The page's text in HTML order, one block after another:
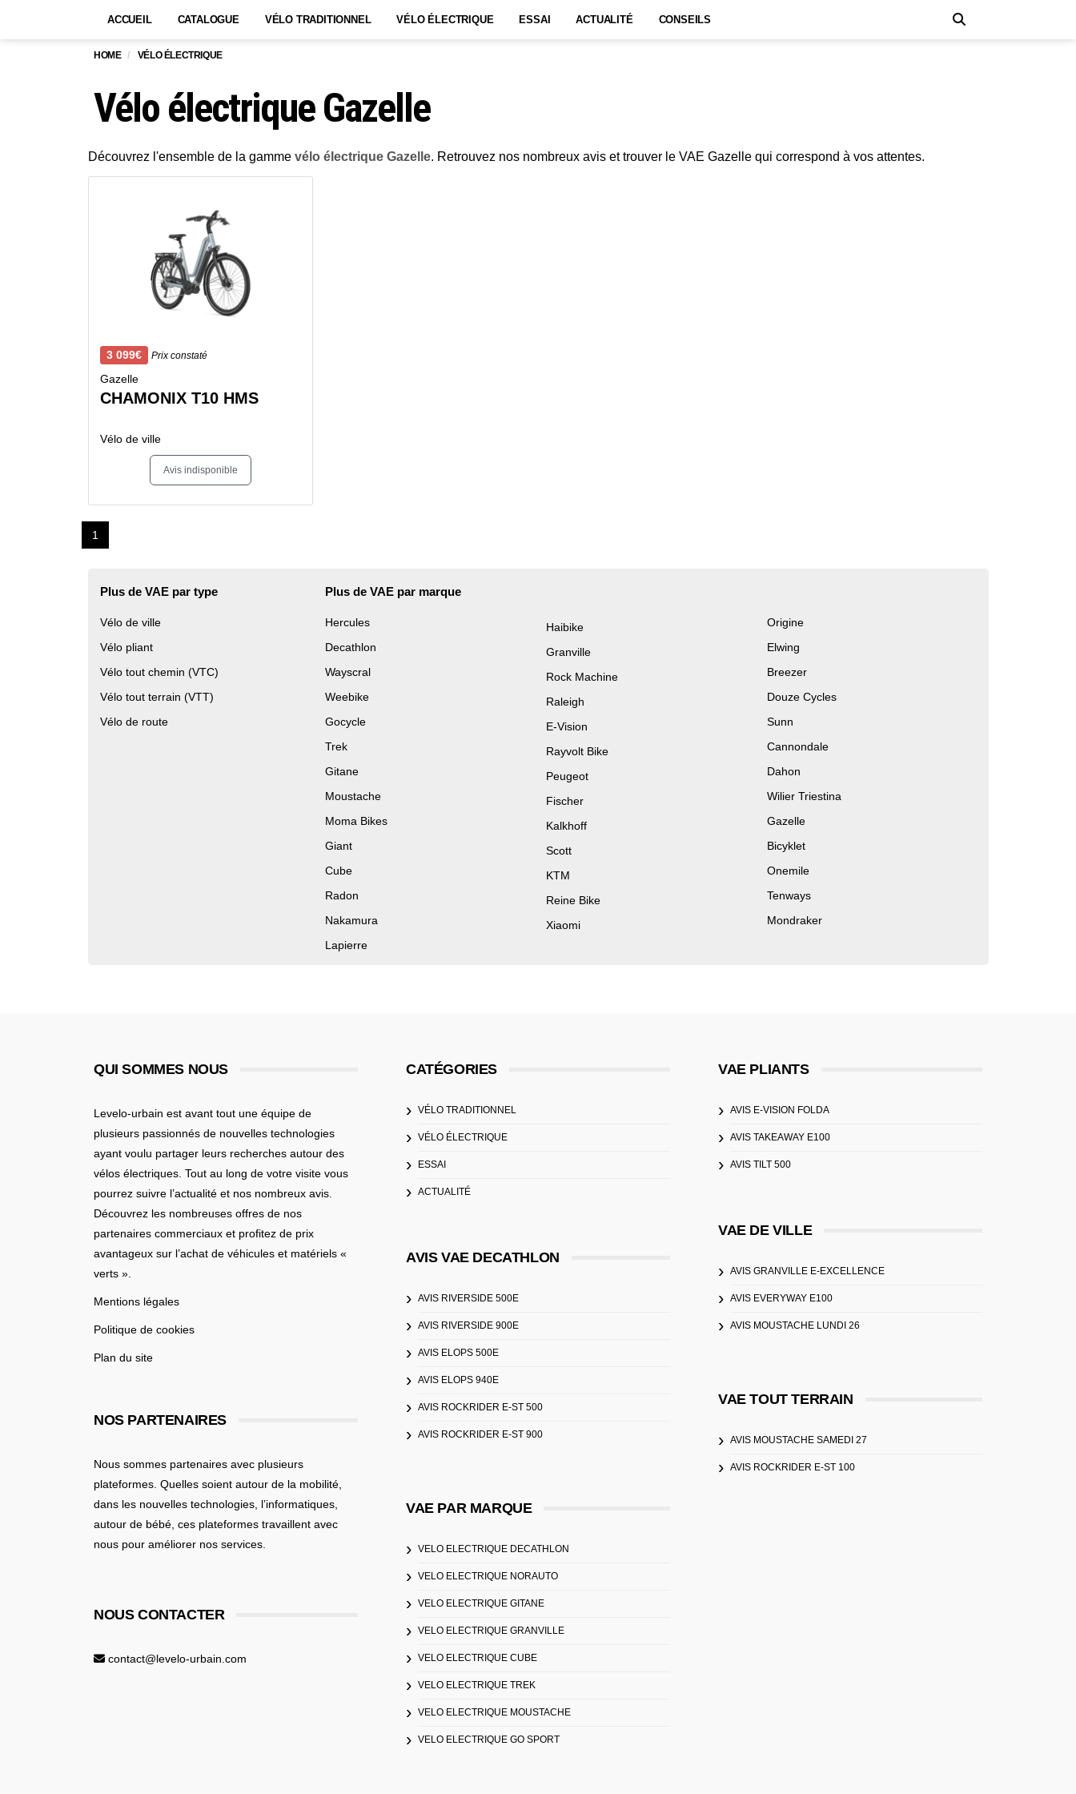
ACCUEIL CATALOGUE VÉLO TRADITIONNEL VÉLO ÉLECTRIQUE ESSAI ACTUALITÉ CONSEILS
HOME VÉLO ÉLECTRIQUE
Vélo électrique Gazelle
Découvrez l'ensemble de la gamme vélo électrique Gazelle. Retrouvez nos nombreux avis et trouver le VAE Gazelle qui correspond à vos attentes.
3 099€ Prix constaté
Gazelle
CHAMONIX T10 HMS
Vélo de ville
Avis indisponible
1
Plus de VAE par type
Vélo de ville
Vélo pliant
Vélo tout chemin (VTC)
Vélo tout terrain (VTT)
Vélo de route
Plus de VAE par marque
Hercules
Decathlon
Wayscral
Weebike
Gocycle
Trek
Gitane
Moustache
Moma Bikes
Giant
Cube
Radon
Nakamura
Lapierre
Haibike
Granville
Rock Machine
Raleigh
E-Vision
Rayvolt Bike
Peugeot
Fischer
Kalkhoff
Scott
KTM
Reine Bike
Xiaomi
Origine
Elwing
Breezer
Douze Cycles
Sunn
Cannondale
Dahon
Wilier Triestina
Gazelle
Bicyklet
Onemile
Tenways
Mondraker
QUI SOMMES NOUS
Levelo-urbain est avant tout une équipe de
plusieurs passionnés de nouvelles technologies
ayant voulu partager leurs recherches autour des
vélos électriques. Tout au long de votre visite vous
pourrez suivre l’actualité et nos nombreux avis.
Découvrez les nombreuses offres de nos
partenaires commerciaux et profitez de prix
avantageux sur l’achat de véhicules et matériels «
verts ».
Mentions légales
Politique de cookies
Plan du site
NOS PARTENAIRES
Nous sommes partenaires avec plusieurs
plateformes. Quelles soient autour de la mobilité
dans les nouvelles technologies, l’informatiques,
autour de bébé , ces plateformes travaillent avec
nous pour améliorer nos services.
NOUS CONTACTER
contact@levelo-urbain.com
CATÉGORIES
VÉLO TRADITIONNEL
VÉLO ÉLECTRIQUE
ESSAI
ACTUALITÉ
AVIS VAE DECATHLON
AVIS RIVERSIDE 500E
AVIS RIVERSIDE 900E
AVIS ELOPS 500E
AVIS ELOPS 940E
AVIS ROCKRIDER E-ST 500
AVIS ROCKRIDER E-ST 900
VAE PAR MARQUE
VELO ELECTRIQUE DECATHLON
VELO ELECTRIQUE NORAUTO
VELO ELECTRIQUE GITANE
VELO ELECTRIQUE GRANVILLE
VELO ELECTRIQUE CUBE
VELO ELECTRIQUE TREK
VELO ELECTRIQUE MOUSTACHE
VELO ELECTRIQUE GO SPORT
VAE PLIANTS
AVIS E-VISION FOLDA
AVIS TAKEAWAY E100
AVIS TILT 500
VAE DE VILLE
AVIS GRANVILLE E-EXCELLENCE
AVIS EVERYWAY E100
AVIS MOUSTACHE LUNDI 26
VAE TOUT TERRAIN
AVIS MOUSTACHE SAMEDI 27
AVIS ROCKRIDER E-ST 100